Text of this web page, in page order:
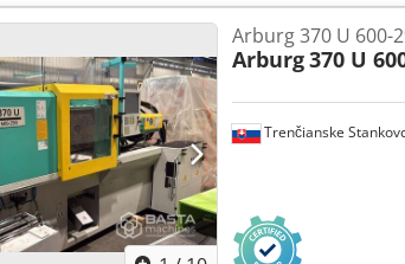
Trenčianske
Arburg 370 U 600-
Arburg370 U